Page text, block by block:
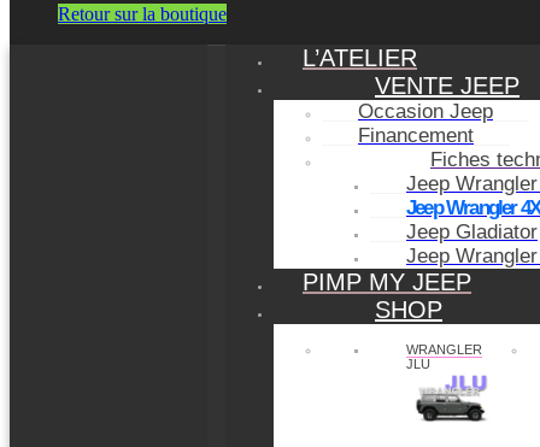
Retour sur la boutique
L’ATELIER
VENTE JEEP
Occasion Jeep
Financement
Fiches
Jeep
Jeep Wrangler
Jeep Gladiator
Jeep
PIMP MY JEEP
SHOP
WRANGLER
JLU